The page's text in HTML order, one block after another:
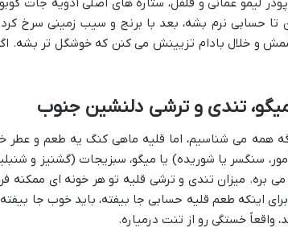
لیمو عمانی و فلفل، ستاره های اصلی ادویه جات
تا حسابی نرم بشه، بعد با برنج و سیب زمینی سرخ
و خلال بادام تزیینش می کنن که خوشگل تر بشه.
تندی و ترشی دلنشین جنوب
همه می شناسیم، اما قلیه ماهی کنگ یه طعم و
سنگسر یا شوریده) یا میگو، سبزیجات (گشنیز و
بره. میزان تندی و ترشی قلیه تو هر خونه ای ممکنه
اینکه طعم قلیه حسابی جا بیفته، باید خوب جا
واقعاً خستگی رو از تنت درمیاره.